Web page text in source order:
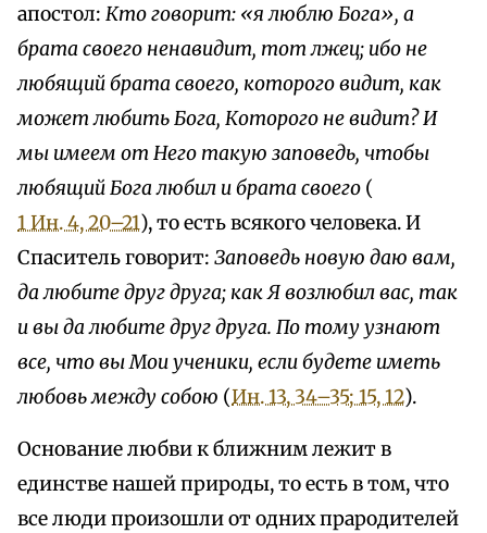
апостол: Кто говорит: «я люблю Бога», а
брата своего ненавидит, тот лжец; ибо не
любящий брата своего, которого видит, как
может любить Бога, Которого не видит? И
мы имеем от Него такую заповедь, чтобы
любящий Бога любил и брата своего (
1 Ин. 4, 20–21), то есть всякого человека. И
Спаситель говорит: Заповедь новую даю вам,
да любите друг друга; как Я возлюбил вас, так
и вы да любите друг друга. По тому узнают
все, что вы Мои ученики, если будете иметь
любовь между собою (Ин. 13, 34–35; 15, 12).
Основание любви к ближним лежит в
единстве нашей природы, то есть в том, что
все люди произошли от одних прародителей